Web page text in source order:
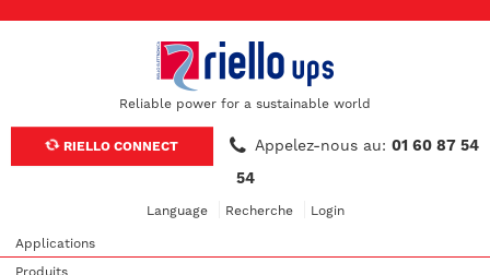
Reliable power for a sustainable world
RIELLO CONNECT Appelez-nous au: 01 60 87 54
54
Language Recherche Login
Applications